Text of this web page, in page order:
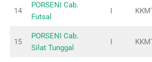
14
PORSENI Cab.
Futsal
15
PORSENI Cab.
Silat Tunggal